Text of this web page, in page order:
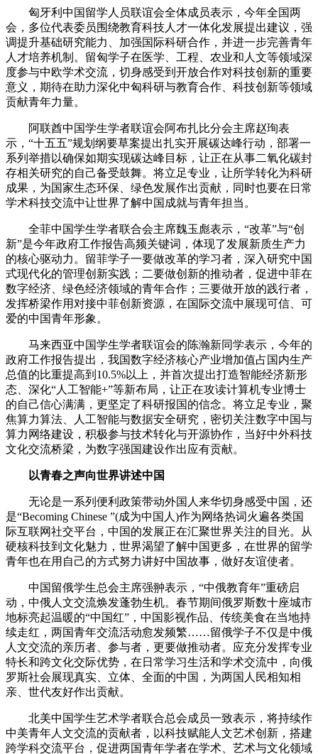
匈牙利中国留学人员联谊会全体成员表示，今年全国两
会，多位代表委员围绕教育科技人才一体化发展提出建议，强
调提升基础研究能力、加强国际科研合作，并进一步完善青年
人才培养机制。留匈学子在医学、工程、农业和人文等领域深
度参与中欧学术交流，切身感受到开放合作对科技创新的重要
意义，期待在助力深化中匈科研与教育合作、科技创新等领域
贡献青年力量。
阿联酋中国学生学者联谊会阿布扎比分会主席赵珣表
示，“十五五”规划纲要草案提出扎实开展碳达峰行动，部署一
系列举措以确保如期实现碳达峰目标，让正在从事二氧化碳封
存相关研究的自己备受鼓舞。将立足专业，让所学转化为科研
成果，为国家生态环保、绿色发展作出贡献，同时也要在日常
学术科技交流中让世界了解中国成就与青年担当。
全菲中国学生学者联合会主席魏玉彪表示，“改革”与“创
新”是今年政府工作报告高频关键词，体现了发展新质生产力
的核心驱动力。留菲学子一要做改革的学习者，深入研究中国
式现代化的管理创新实践；二要做创新的推动者，促进中菲在
数字经济、绿色经济领域的青年合作；三要做开放的践行者，
发挥桥梁作用对接中菲创新资源，在国际交流中展现可信、可
爱的中国青年形象。
马来西亚中国学生学者联谊会的陈瀚新同学表示，今年的
政府工作报告提出，我国数字经济核心产业增加值占国内生产
总值的比重提高到10.5%以上，并首次提出打造智能经济新形
态、深化“人工智能+”等新布局，让正在攻读计算机专业博士
的自己信心满满，更坚定了科研报国的信念。将立足专业，聚
焦算力算法、人工智能与数据安全研究，密切关注数字中国与
算力网络建设，积极参与技术转化与开源协作，当好中外科技
文化交流桥梁，为数字强国建设作出应有贡献。
以青春之声向世界讲述中国
无论是一系列便利政策带动外国人来华切身感受中国，还
是“Becoming Chinese ”(成为中国人)作为网络热词火遍各类国
际互联网社交平台，中国的发展正在汇聚世界关注的目光。从
硬核科技到文化魅力，世界渴望了解中国更多，在世界的留学
青年也在用自己的方式努力讲好中国故事，做好友谊使者。
中国留俄学生总会主席强翀表示，“中俄教育年”重磅启
动，中俄人文交流焕发蓬勃生机。春节期间俄罗斯数十座城市
地标亮起温暖的“中国红”，中国影视作品、传统美食在当地持
续走红，两国青年交流活动愈发频繁……留俄学子不仅是中俄
人文交流的亲历者、参与者，更要做推动者。应充分发挥专业
特长和跨文化交际优势，在日常学习生活和学术交流中，向俄
罗斯社会展现真实、立体、全面的中国，为两国人民相知相
亲、世代友好作出贡献。
北美中国学生艺术学者联合总会成员一致表示，将持续作
中美青年人文交流的贡献者，以科技赋能人文艺术创新，搭建
跨学科交流平台，促进两国青年学者在学术、艺术与文化领域